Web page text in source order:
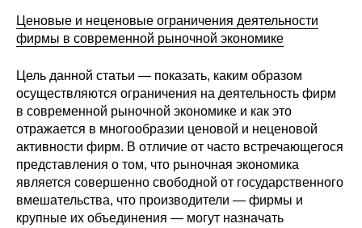
Ценовые и неценовые ограничения деятельности
фирмы в современной рыночной экономике
Цель данной статьи — показать, каким образом
осуществляются ограничения на деятельность фирм
в современной рыночной экономике и как это
отражается в многообразии ценовой и неценовой
активности фирм. В отличие от часто встречающегося
представления о том, что рыночная экономика
является совершенно свободной от государственного
вмешательства, что производители — фирмы и
крупные их объединения — могут назначать